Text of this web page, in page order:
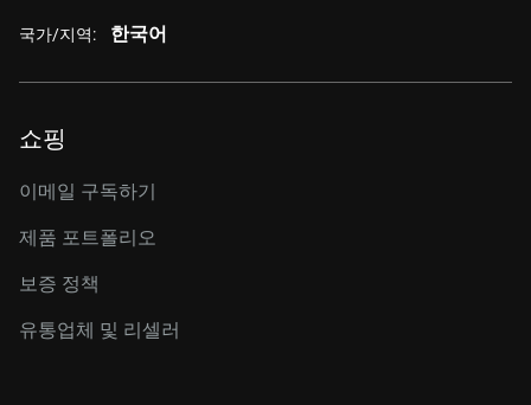
국가/지역: 한국어
쇼핑
이메일 구독하기
제품 포트폴리오
보증 정책
유통업체 및 리셀러